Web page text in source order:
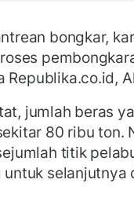
bongkar,
Republika.co.id,
jumlah beras
80 ribu ton.
titik
selanjutnya